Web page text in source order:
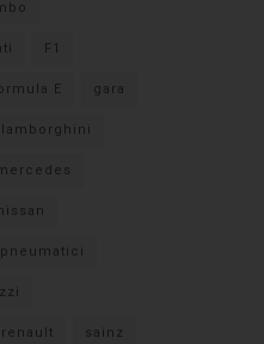
F1
E gara
lamborghini
pneumatici
renault sainz